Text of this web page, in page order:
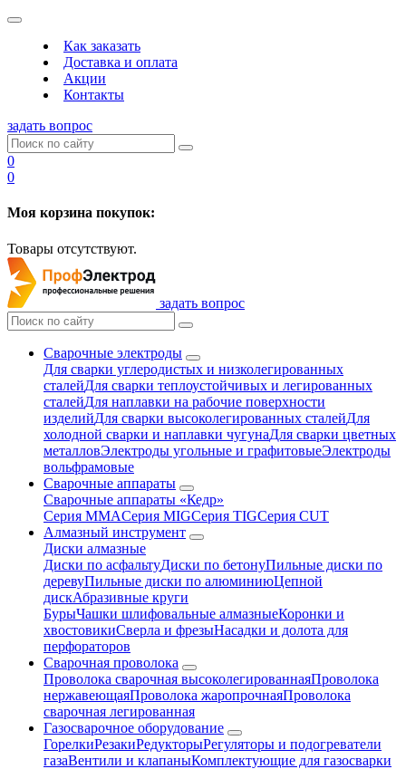
Как заказать
Доставка и оплата
Акции
Контакты
задать вопрос
0
0
Моя корзина покупок:
Товары отсутствуют.
задать вопрос
Сварочные электроды
Для сварки углеродистых и низколегированных
сталейДля сварки теплоустойчивых и легированных
сталейДля наплавки на рабочие поверхности
изделийДля сварки высоколегированных сталейДля
холодной сварки и наплавки чугунаДля сварки цветных
металловЭлектроды угольные и графитовыеЭлектроды
вольфрамовые
Сварочные аппараты
Сварочные аппараты «Кедр»
Серия MMAСерия MIGСерия TIGСерия CUT
Алмазный инструмент
Диски алмазные
Диски по асфальтуДиски по бетонуПильные диски по
деревуПильные диски по алюминиюЦепной
дискАбразивные круги
БурыЧашки шлифовальные алмазныеКоронки и
хвостовикиСверла и фрезыНасадки и долота для
перфораторов
Сварочная проволока
Проволока сварочная высоколегированнаяПроволока
нержавеющаяПроволока жаропрочнаяПроволока
сварочная легированная
Газосварочное оборудование
ГорелкиРезакиРедукторыРегуляторы и подогреватели
газаВентили и клапаныКомплектующие для газосварки